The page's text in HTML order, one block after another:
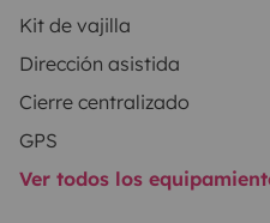
Kit de vajilla
Dirección asistida
Cierre centralizado
GPS
Ver todos los